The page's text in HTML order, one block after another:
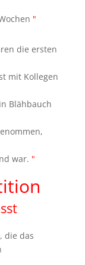
"
die ersten
mit Kollegen
Blähbauch
war. "
die das